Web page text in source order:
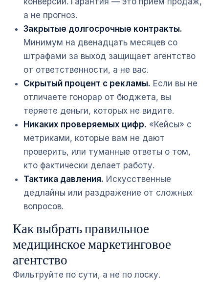
а не прогноз.
Закрытые долгосрочные контракты.
Минимум на двенадцать месяцев со
штрафами за выход защищает агентство
от ответственности, а не вас.
Скрытый процент с рекламы. Если вы не
отличаете гонорар от бюджета, вы
теряете деньги, которых не видите.
Никаких проверяемых цифр. «Кейсы» с
метриками, которые вам не дают
проверить, или туманные ответы о том,
кто фактически делает работу.
Тактика давления. Искусственные
дедлайны или раздражение от сложных
вопросов.
Как выбрать правильное
медицинское маркетинговое
агентство
Фильтруйте по сути, а не по лоску.